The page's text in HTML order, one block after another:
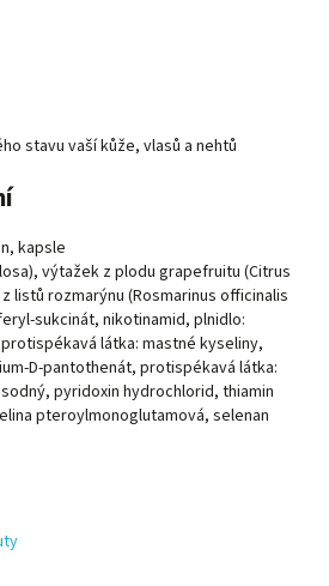
stavu vaší kůže, vlasů a nehtů
kapsle
výtažek z plodu grapefruitu (Citrus
listů rozmarýnu (Rosmarinus officinalis
sukcinát, nikotinamid, plnidlo:
látka: mastné kyseliny,
D-pantothenát, protispékavá látka:
pyridoxin hydrochlorid, thiamin
pteroylmonoglutamová, selenan